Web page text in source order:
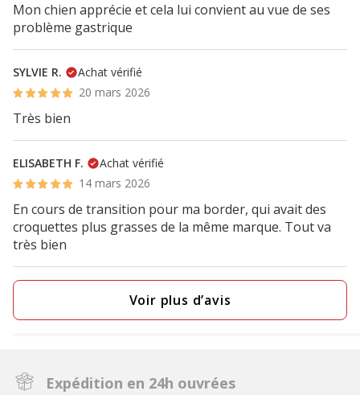
Mon chien apprécie et cela lui convient au vue de ses
problème gastrique
SYLVIE R.
Achat vérifié
20 mars 2026
Très bien
ELISABETH F.
Achat vérifié
14 mars 2026
En cours de transition pour ma border, qui avait des
croquettes plus grasses de la même marque. Tout va
très bien
Voir plus d’avis
Expédition en 24h ouvrées